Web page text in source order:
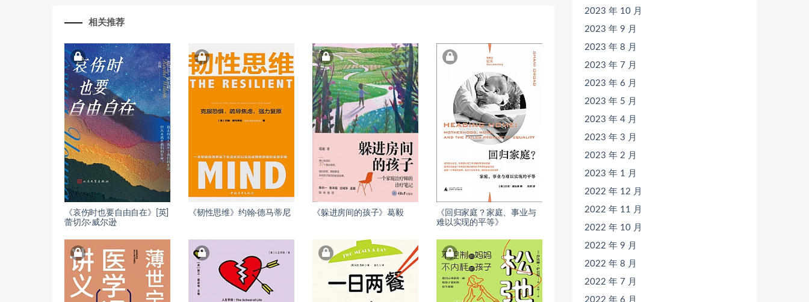
相关推荐
《哀伤时也要自由自在》[英]
蕾切尔·威尔逊
《韧性思维》约翰·德马蒂尼 《躲进房间的孩子》葛毅
《回归家庭？家庭、事业与
难以实现的平等》
2023 年 10 月
2023 年 9 月
2023 年 8 月
2023 年 7 月
2023 年 6 月
2023 年 5 月
2023 年 4 月
2023 年 3 月
2023 年 2 月
2023 年 1 月
2022 年 12 月
2022 年 11 月
2022 年 10 月
2022 年 9 月
2022 年 8 月
2022 年 7 月
2022 年 6 月